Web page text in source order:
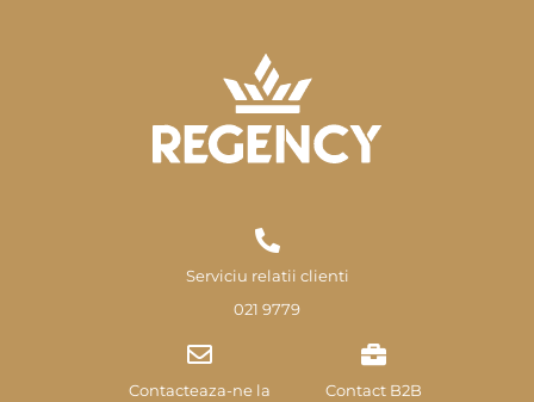
Serviciu relatii clienti
021 9779
Contacteaza-ne la
Contact B2B